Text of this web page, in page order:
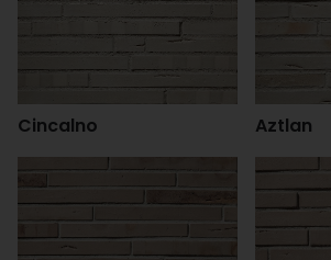
Cincalno Aztlan